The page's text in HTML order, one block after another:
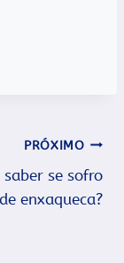
PRÓXIMO
saber se sofro
de enxaqueca?